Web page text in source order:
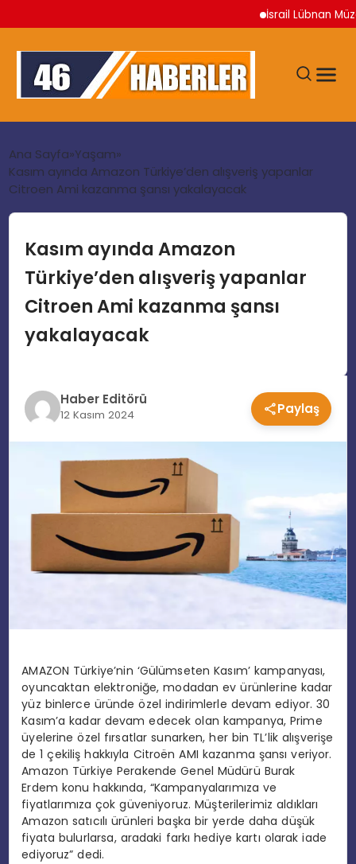
İsrail Lübnan
GÜNDEM
EKONOMI
SIYASET
TEKNOLOJI
Ana Sayfa Yaşam
Kasım ayında Amazon Türkiye’den alışveriş yapanlar
Citroen Ami kazanma şansı yakalayacak
Kasım ayında Amazon
Türkiye’den alışveriş yapanlar
Citroen Ami kazanma şansı
yakalayacak
Haber Editörü
12 Kasım 2024 Paylaş
AMAZON Türkiye’nin ‘Gülümseten Kasım’ kampanyası,
oyuncaktan elektroniğe, modadan ev ürünlerine kadar
yüz binlerce üründe özel indirimlerle devam ediyor. 30
Kasım’a kadar devam edecek olan kampanya, Prime
üyelerine özel fırsatlar sunarken, her bin TL’lik alışverişe
de 1 çekiliş hakkıyla Citroën AMI kazanma şansı veriyor.
Amazon Türkiye Perakende Genel Müdürü Burak
Erdem konu hakkında, “Kampanyalarımıza ve
fiyatlarımıza çok güveniyoruz. Müşterilerimiz aldıkları
Amazon satıcılı ürünleri başka bir yerde daha düşük
fiyata bulurlarsa, aradaki farkı hediye kartı olarak iade
ediyoruz” dedi.